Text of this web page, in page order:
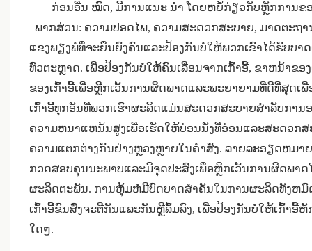
ກ່ອນອື່ນ ໝົດ, ມີການແນະ ນຳ ໂດຍຫຍໍ້ກ່ຽວກັບຫຼັກການຂອ
ພາກສ່ວນ: ຄວາມປອດໄພ, ຄວາມສະດວກສະບາຍ, ມາດຕະຖາ
ແຂງພຽງພໍທີ່ຈະຍືນຍົງຄົນແລະປ້ອງກັນບໍ່ໃຫ້ພວກເຂົາໄດ້ຮັບບາ
ທົ່ວຕະຫຼາດ. ເພື່ອປ້ອງກັນບໍ່ໃຫ້ຄົນເລື່ອນຈາກເກົ້າອີ້, ຂາຫນ້າຂອ
ຂອງເກົ້າອີ້ເພື່ອຫຼີກເວັ້ນການຜິດພາດແລະພະຍາຍາມທີ່ດີທີ່ສຸດເ
ເກົ້າອີ້ທຸກອັນທີ່ພວກເຮົາຜະລິດແມ່ນສະດວກສະບາຍສໍາລັບການ
ຄວາມຫນາແຫນ້ນສູງເພື່ອເຮັດໃຫ້ບ່ອນນັ່ງທີ່ອ່ອນແລະສະດວກ
ຄວາມແຕກຕ່າງກັນຢ່າງຫຼວງຫຼາຍໃນຄໍາສັ່ງ. ລາຍລະອຽດຫມ
ກວດສອບຄຸນນະພາບແລະມີຈຸດປະສົງເພື່ອຫຼີກເວັ້ນການຜິດພາ
ຜະລິດຕະພັນ. ການຫຸ້ມຫໍ່ມີບົດບາດສໍາຄັນໃນການຜະລິດທັງຫມົ
ເກົ້າອີ້ຂົນສົ່ງຈະຕີກັນແລະກັນຫຼືລົ້ມລົງ, ເພື່ອປ້ອງກັນບໍ່ໃຫ້ເກົ້າອີ້
ໃດໆ.